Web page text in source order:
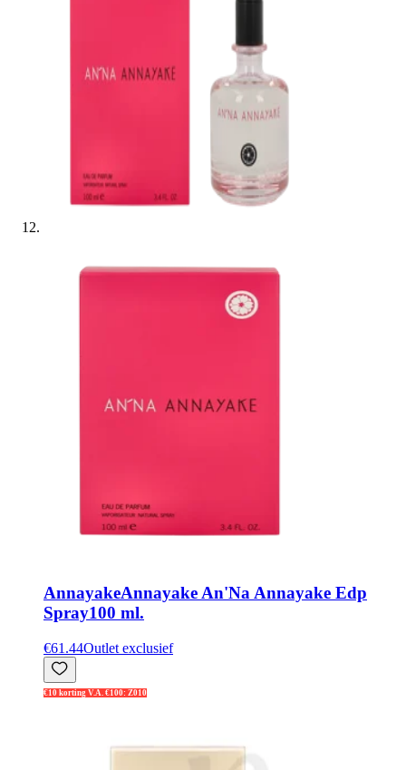
AnnayakeAnnayake An'Na Annayake Edp
Spray100 ml.
€61.44Outlet exclusief
€10 korting V.A. €100: Z010